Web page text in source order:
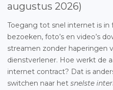
augustus 2026)
Toegang tot snel internet is
bezoeken, foto’s en video’s
streamen zonder haperingen
dienstverlener. Hoe werkt de
internet contract? Dat is
switchen naar het snelste